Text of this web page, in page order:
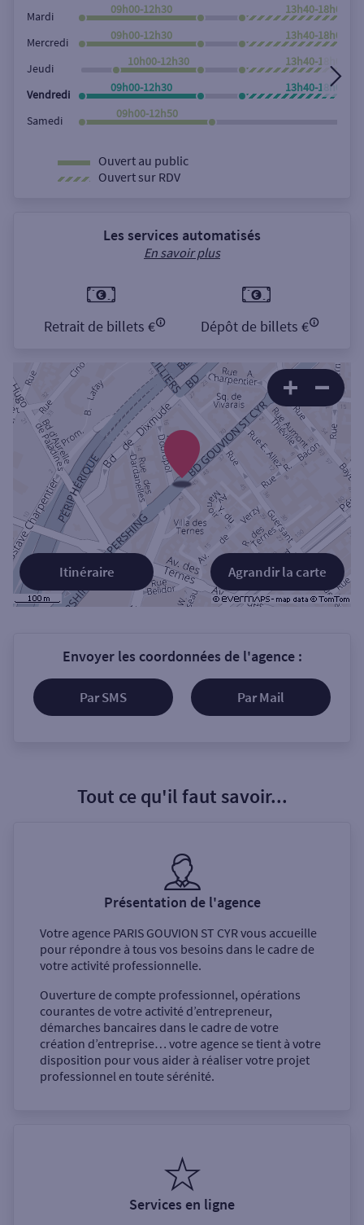
Rue
Rechercher
Mardi
09h00-12h30 13h40-18h00
Mercredi
09h00-12h30 13h40-18h00
Jeudi
10h00-12h30 13h40-18h00
Vendredi
09h00-12h30 13h40-18h00
Samedi
09h00-12h50
Ouvert au public
Ouvert sur RDV
Les services automatisés
En savoir plus
Retrait de billets € Dépôt de billets €
Agrandir la carte
Itinéraire
Envoyer les coordonnées de l'agence :
Par SMS Par Mail
Tout ce qu'il faut savoir...
Présentation de l'agence
Votre agence PARIS GOUVION ST CYRvous accueille
pour répondre à tous vos besoins dans le cadre de
votre activité professionnelle.
Ouverture de compte professionnel, opérations
courantes de votre activité d’entrepreneur,
démarches bancaires dans le cadre de votre
création d’entreprise… votre agence se tient à votre
disposition pour vous aider à réaliser votre projet
professionnel en toute sérénité.
Services en ligne